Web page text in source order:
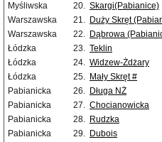
Myśliwska
20. Skargi(Pabianice)
Warszawska
21. Duży Skręt
Warszawska
22. Dąbrowa
Łódzka
23. Teklin
Łódzka
24. Widzew-Żdżary
Łódzka
25. Mały Skręt #
Pabianicka
26. Długa NŻ
Pabianicka
27. Chocianowicka
Pabianicka
28. Rudzka
Pabianicka
29. Dubois